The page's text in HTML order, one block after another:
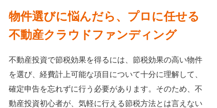
物件選びに悩んだら、プロに任せる
不動産クラウドファンディング
不動産投資で節税効果を得るには、節税効果の高い物件
を選び、経費計上可能な項目について十分に理解して、
確定申告を忘れずに行う必要があります。そのため、不
動産投資初心者が、気軽に行える節税方法とは言えない